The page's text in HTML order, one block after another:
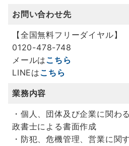
お問い合わせ先
【全国無料フリーダイヤル】
0120-478-748
メールはこちら
LINEはこちら
業務内容
・個人、団体及び企業に関わ
政書士による書面作成
・防犯、危機管理、営業に関